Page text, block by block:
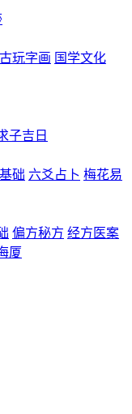
古玩字画 国学文化
子吉日
础 六爻占卜 梅花易
偏方秘方 经方医案
厦